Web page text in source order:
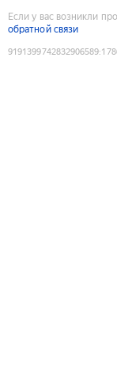
Если у вас возникли
обратной связи
9191399742832906589: